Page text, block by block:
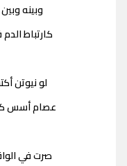
وبينه
كارتباط
لو نيوتن
عصام أسس
صرت في